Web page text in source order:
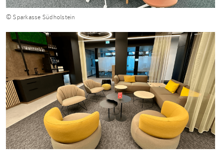
© Sparkasse Südholstein